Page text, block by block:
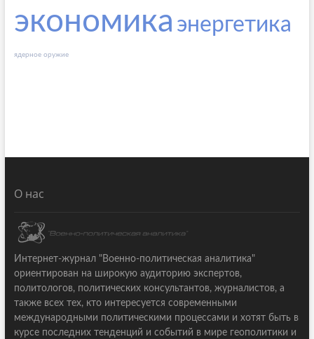
экономика энергетика
ядерное оружие
О нас
Интернет-журнал "Военно-политическая аналитика"
ориентирован на широкую аудиторию экспертов,
политологов, политических консультантов, журналистов, а
также всех тех, кто интересуется современными
международными политическими процессами и хотят быть в
курсе последних тенденций и событий в мире геополитики и